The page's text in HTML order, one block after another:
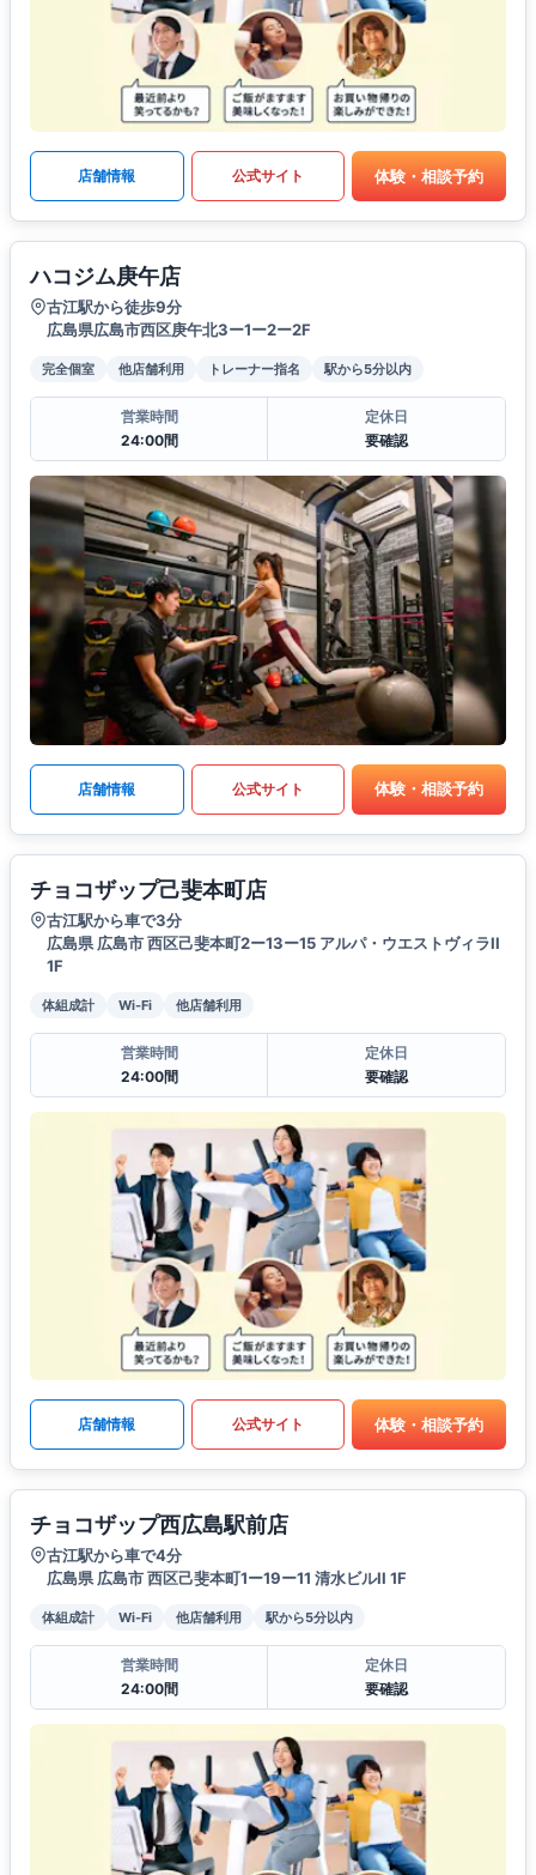
店舗情報 公式サイト 体験・相談予約
ハコジム庚午店
古江駅から徒歩9分
広島県広島市西区庚午北3ー1ー2ー2F
完全個室 他店舗利用 トレーナー指名 駅から5分以内
営業時間
24:00間
定休日
要確認
店舗情報 公式サイト 体験・相談予約
チョコザップ己斐本町店
古江駅から車で3分
広島県 広島市 西区己斐本町2ー13ー15 アルパ・ウエストヴィラII
1F
体組成計 Wi-Fi 他店舗利用
営業時間
24:00間
定休日
要確認
店舗情報 公式サイト 体験・相談予約
チョコザップ西広島駅前店
古江駅から車で4分
広島県 広島市 西区己斐本町1ー19ー11 清水ビルII 1F
体組成計 Wi-Fi 他店舗利用 駅から5分以内
営業時間
24:00間
定休日
要確認